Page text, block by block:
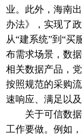
业。此外，海南
办法》，实现了
从“建系统”到“买
布需求场景，数
相关数据产品，
按照规范的采购
速响应、满足以及
关于可信数据
工作要做。例如